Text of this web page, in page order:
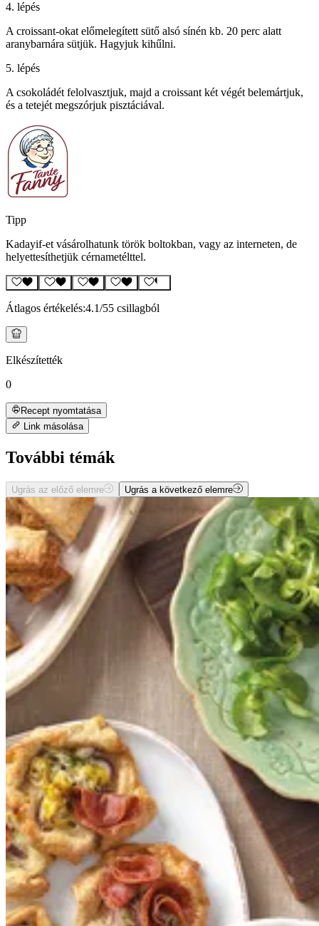
4. lépés
A croissant-okat előmelegített sütő alsó sínén kb. 20 perc alatt
aranybarnára sütjük. Hagyjuk kihűlni.
5. lépés
A csokoládét felolvasztjuk, majd a croissant két végét belemártjuk,
és a tetejét megszórjuk pisztáciával.
Tipp
Kadayif-et vásárolhatunk török boltokban, vagy az interneten, de
helyettesíthetjük cérnametélttel.
Átlagos értékelés:4.1/55 csillagból
Elkészítették
0
Recept nyomtatása
Link másolása
További témák
Ugrás az előző elemre Ugrás a következő elemre